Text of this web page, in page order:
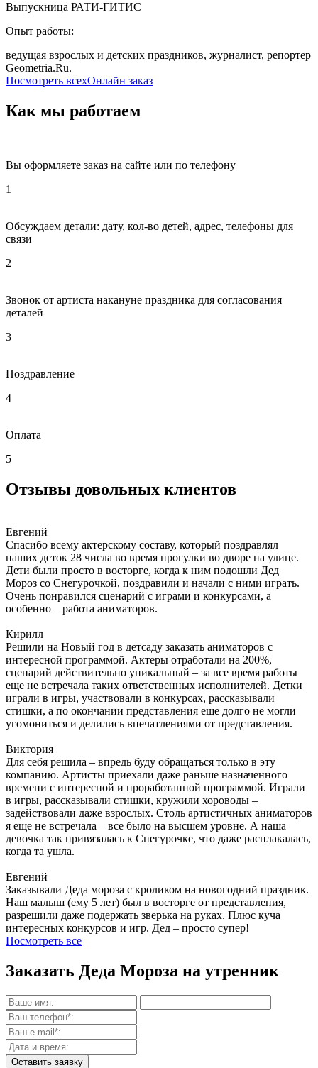
Выпускница РАТИ-ГИТИС
Опыт работы:
ведущая взрослых и детских праздников, журналист, репортер
Geometria.Ru.
Посмотреть всеxОнлайн заказ
Как мы работаем
Вы оформляете заказ на сайте или по телефону
1
Обсуждаем детали: дату, кол-во детей, адрес, телефоны для
связи
2
Звонок от артиста накануне праздника для согласования
деталей
3
Поздравление
4
Оплата
5
Отзывы довольных клиентов
Евгений
Спасибо всему актерскому составу, который поздравлял
наших деток 28 числа во время прогулки во дворе на улице.
Дети были просто в восторге, когда к ним подошли Дед
Мороз со Снегурочкой, поздравили и начали с ними играть.
Очень понравился сценарий с играми и конкурсами, а
особенно – работа аниматоров.
Кирилл
Решили на Новый год в детсаду заказать аниматоров с
интересной программой. Актеры отработали на 200%,
сценарий действительно уникальный – за все время работы
еще не встречала таких ответственных исполнителей. Детки
играли в игры, участвовали в конкурсах, рассказывали
стишки, а по окончании представления еще долго не могли
угомониться и делились впечатлениями от представления.
Виктория
Для себя решила – впредь буду обращаться только в эту
компанию. Артисты приехали даже раньше назначенного
времени с интересной и проработанной программой. Играли
в игры, рассказывали стишки, кружили хороводы –
задействовали даже взрослых. Столь артистичных аниматоров
я еще не встречала – все было на высшем уровне. А наша
девочка так привязалась к Снегурочке, что даже расплакалась,
когда та ушла.
Евгений
Заказывали Деда мороза с кроликом на новогодний праздник.
Наш малыш (ему 5 лет) был в восторге от представления,
разрешили даже подержать зверька на руках. Плюс куча
интересных конкурсов и игр. Дед – просто супер!
Посмотреть все
Заказать Деда Мороза на утренник